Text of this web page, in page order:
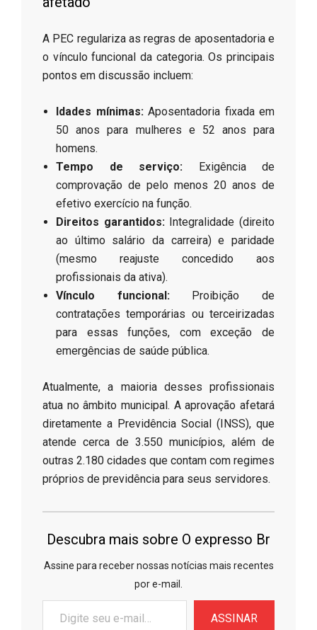
​A PEC regulariza as regras de aposentadoria e
o vínculo funcional da categoria. Os principais
pontos em discussão incluem:
Idades mínimas:Aposentadoria fixada em
50 anos para mulheres e 52 anos para
homens.
Tempo de serviço: Exigência de
comprovação de pelo menos 20 anos de
efetivo exercício na função.
Direitos garantidos:Integralidade (direito
ao último salário da carreira) e paridade
(mesmo reajuste concedido aos
profissionais da ativa).
Vínculo funcional:Proibição de
contratações temporárias ou terceirizadas
para essas funções, com exceção de
emergências de saúde pública.
​Atualmente, a maioria desses profissionais
atua no âmbito municipal. A aprovação afetará
diretamente a Previdência Social (INSS), que
atende cerca de 3.550 municípios, além de
outras 2.180 cidades que contam com regimes
próprios de previdência para seus servidores.
Descubra mais sobre O expresso Br
Assine para receber nossas notícias mais recentes
por e-mail.
seu
ASSINAR